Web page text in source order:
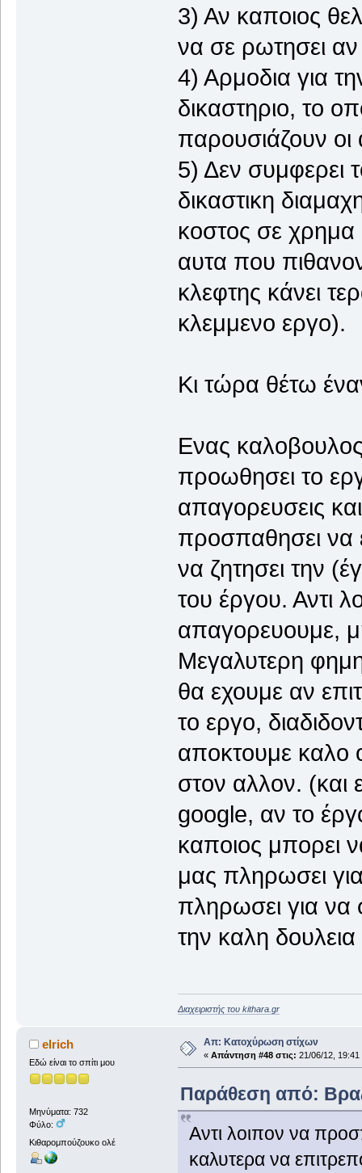
3) Αν καποιος
να σε ρωτησει
4) Αρμοδια για
δικαστηριο, το
παρουσιάζουν οι
5) Δεν συμφερει
δικαστικη
κοστος σε χρημα
αυτα που
κλεφτης κάνει
κλεμμενο εργο).
Κι τώρα θέτω
Ενας
προωθησει το
απαγορευσεις
προσπαθησει να
να ζητησει την
του έργου. Αντι
απαγορευουμε,
Μεγαλυτερη
θα εχουμε αν
το εργο,
αποκτουμε καλο
στον αλλον. (και
google, αν το
καποιος μπορει
μας πληρωσει
πληρωσει για να
την καλη
Διαχειριστής του kithara.gr
elrich
Εδώ είναι το σπίτι μου
Μηνύματα: 732
Φύλο:
Κιθαρομπούζουκο ολέ
Απ: Κατοχύρωση στίχων
« Απάντηση #48 στις: 21/06/12, 19:41
Παράθεση από:
Αντι λοιπον να
καλυτερα να